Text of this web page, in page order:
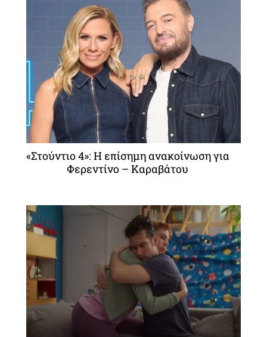
«Στούντιο 4»: Η επίσημη ανακοίνωση για
Φερεντίνο – Καραβάτου